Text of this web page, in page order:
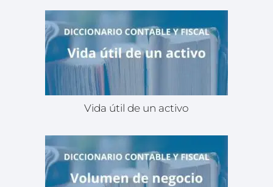
Vida útil de un activo